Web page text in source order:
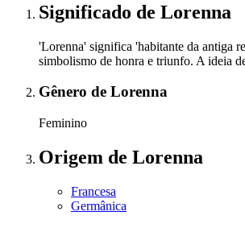
Significado de Lorenna
'Lorenna' significa 'habitante da antiga
simbolismo de honra e triunfo. A ideia
Gênero de Lorenna
Feminino
Origem de Lorenna
Francesa
Germânica